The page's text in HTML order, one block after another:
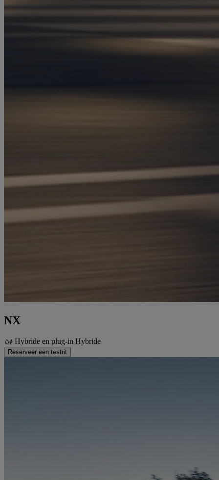
NX
Hybride en plug-in Hybride
Reserveer een testrit